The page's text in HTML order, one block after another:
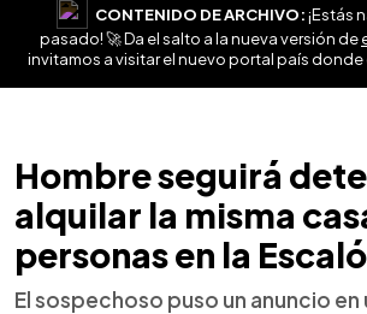
CONTENIDO DE ARCHIVO:¡Estás
pasado! 🚀 Da el salto a la nueva versión de
invitamos a visitar el nuevo portal país
Hombre seguirá
alquilar la misma
personas en la
El sospechoso puso un anuncio en